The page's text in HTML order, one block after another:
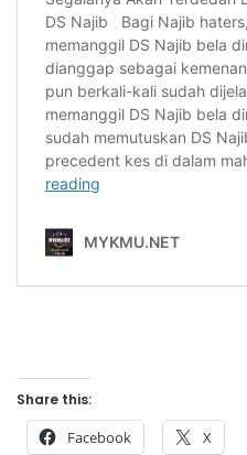
Share this:
Facebook X